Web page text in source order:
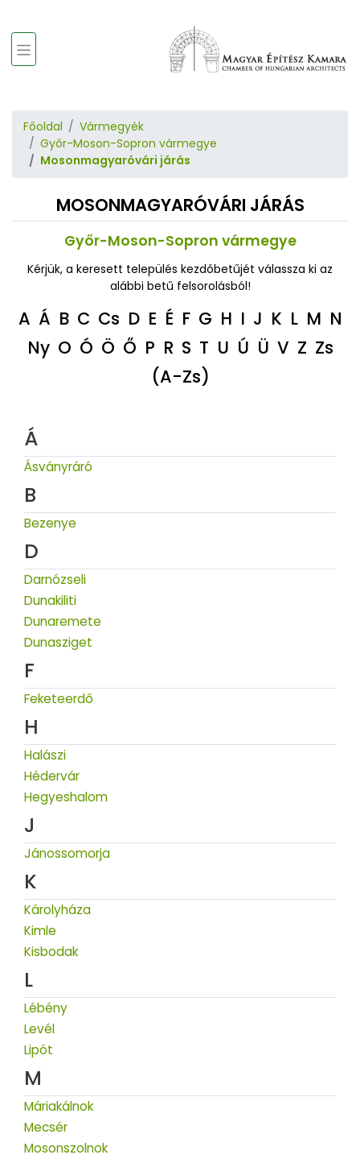
Főoldal
Vármegyék
Győr-Moson-Sopron vármegye
Mosonmagyaróvári járás
MOSONMAGYARÓVÁRI JÁRÁS
Győr-Moson-Sopron vármegye
Kérjük, a keresett település kezdőbetűjét válassza ki az
alábbi betű felsorolásból!
A Á B C Cs D E É F G H I J K L M N
Ny O Ó Ö Ő P R S T U Ú Ü V Z Zs
(A-Zs)
Á
Ásványráró
B
Bezenye
D
Darnózseli
Dunakiliti
Dunaremete
Dunasziget
F
Feketeerdő
H
Halászi
Hédervár
Hegyeshalom
J
Jánossomorja
K
Károlyháza
Kimle
Kisbodak
L
Lébény
Levél
Lipót
M
Máriakálnok
Mecsér
Mosonszolnok